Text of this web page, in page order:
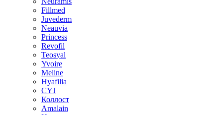
Fillmed
Juvederm
Neauvia
Princess
Revofil
Teosyal
Yvoire
Meline
Hyafilia
CYJ
Коллост
Amalain